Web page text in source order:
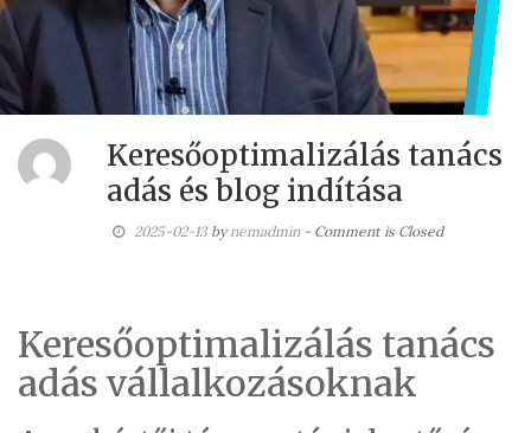
Keresőoptimalizálás tanács
adás és blog indítása
2025-02-13bynemadmin - Comment is Closed
Keresőoptimalizálás tanács
adás vállalkozásoknak